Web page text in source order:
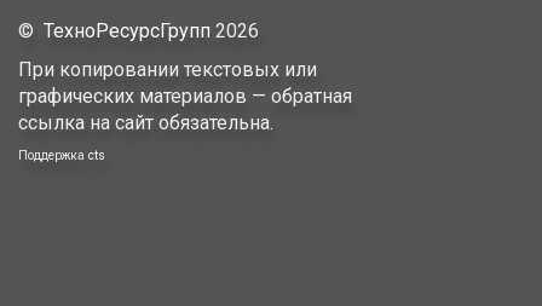
© ТехноРесурсГрупп 2026
При копировании текстовых или
графических материалов — обратная
ссылка на сайт обязательна.
Поддержка cts